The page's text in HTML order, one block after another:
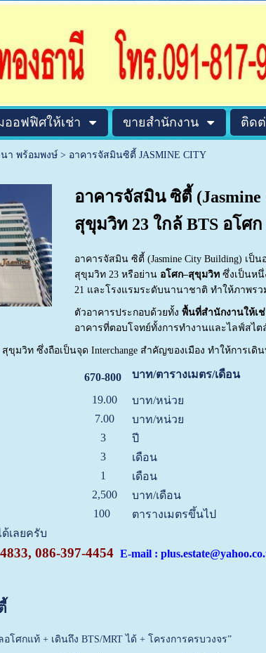
ออฟฟิศให้เช่า ขายสำนักงาน ติดต่
า พร้อมพงษ์> อาคารจัสมินซิตี้ JASMINE CITY
อาคารจัสมิน ซิตี้
สุขุมวิท 23 ใกล้ BTS อโศก
อาคารจัสมิน ซิตี้ (Jasmine City Building) เ
สุขุมวิท 23 หรือย่าน อโศก–สุขุมวิทซึ่งเป็นหนึ่
21 และโรงแรมระดับนานาชาติ ทำให้ภาพร
ตัวอาคารประกอบด้วยทั้ง พื้นที่สำนักงานให้เ
อาคารที่ตอบโจทย์ทั้งการทำงานและไลฟ์สไต
ขุมวิท ซึ่งถือเป็นจุด Interchange สำคัญของเมือง ทำให้การเ
670-800 บาท/ตารางเมตร/เดือน
19.00
บาท/หน่วย
7.00
บาท/หน่วย
3
ปี
3
เดือน
1
เดือน
2,500
บาท/เดือน
100
ตารางเมตรขึ้นไป
เลยครับ
086-397-4454 E-mail :
โศกแท้ + เดินถึง BTS/MRT ได้ + โครงการครบวงจร”